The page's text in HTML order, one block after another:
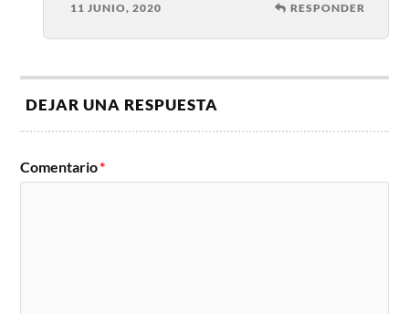
11 JUNIO, 2020 RESPONDER
DEJAR UNA RESPUESTA
Comentario*